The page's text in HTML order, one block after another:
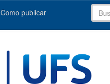
Como publicar